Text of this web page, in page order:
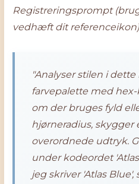
Registreringsprompt
vedhæft dit
"Analyser stilen i dette
farvepalette med
om der bruges fyld
hjørneradius, skygger
overordnede udtryk.
under kodeordet
jeg skriver 'Atlas